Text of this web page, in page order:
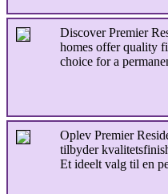
Discover Premier
homes offer quality
choice for a
Oplev Premier
tilbyder
Et ideelt valg til en